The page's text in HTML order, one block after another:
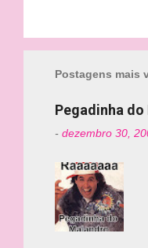
Postagens mais
Pegadinha
- dezembro 30,